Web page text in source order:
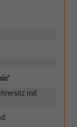
mit